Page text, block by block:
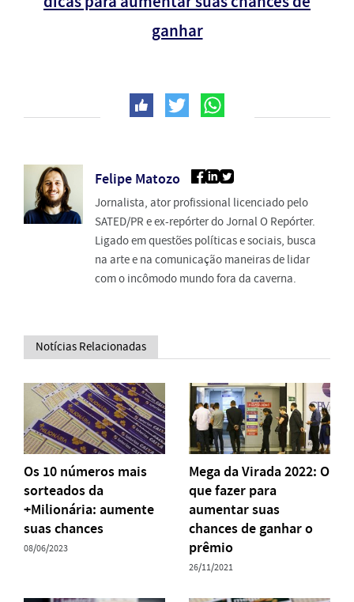
ganhar
Felipe Matozo
Jornalista, ator profissional licenciado pelo
SATED/PR e ex-repórter do Jornal O Repórter.
Ligado em questões políticas e sociais, busca
na arte e na comunicação maneiras de lidar
com o incômodo mundo fora da caverna.
Notícias Relacionadas
Os 10 números mais
sorteados da
+Milionária: aumente
suas chances
08/06/2023
Mega da Virada 2022: O
que fazer para
aumentar suas
chances de ganhar o
prêmio
26/11/2021